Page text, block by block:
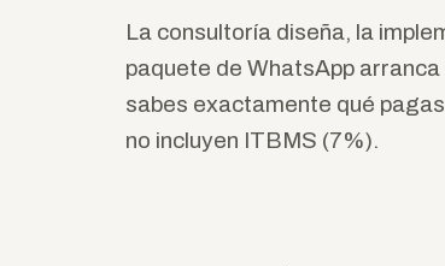
La consultoría diseña, la
paquete de WhatsApp
sabes exactamente qué
no incluyen ITBMS (7%).